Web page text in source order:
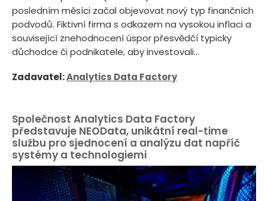
posledním měsíci začal objevovat nový typ finančních
podvodů. Fiktivní firma s odkazem na vysokou inflaci a
související znehodnocení úspor přesvědčí typicky
důchodce či podnikatele, aby investovali...
Zadavatel:Analytics Data Factory
Společnost Analytics Data Factory
představuje NEOData, unikátní real-time
službu pro sjednocení a analýzu dat napříč
systémy a technologiemi